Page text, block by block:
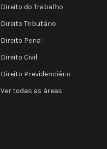
Direito do Trabalho
Direito Tributário
Direito Penal
Direito Civil
Direito Previdenciário
Ver todas as áreas